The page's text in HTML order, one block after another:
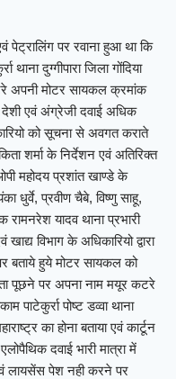
पर रवाना हुआ था कि
दुग्गीपारा जिला गोंदिया
अपनी मोटर सायकल क्रमांक
देशी एवं अंग्रेजी दवाई अधिक
को सूचना से अवगत कराते
शर्मा के निर्देशन एवं अतिरिक्त
महोदय प्रशांत खाण्डे के
धुर्वे, प्रवीण चैबे, विष्णु साहू,
यादव थाना प्रभारी
विभाग के अधिकारियो द्वारा
बताये हुये मोटर सायकल को
पूछने पर अपना नाम मयूर कटरे
पाटेकुर्रा पोष्ट डव्वा थाना
का होना बताया एवं कार्टून
दवाई भारी मात्रा में
लायसेंस पेश नही करने पर